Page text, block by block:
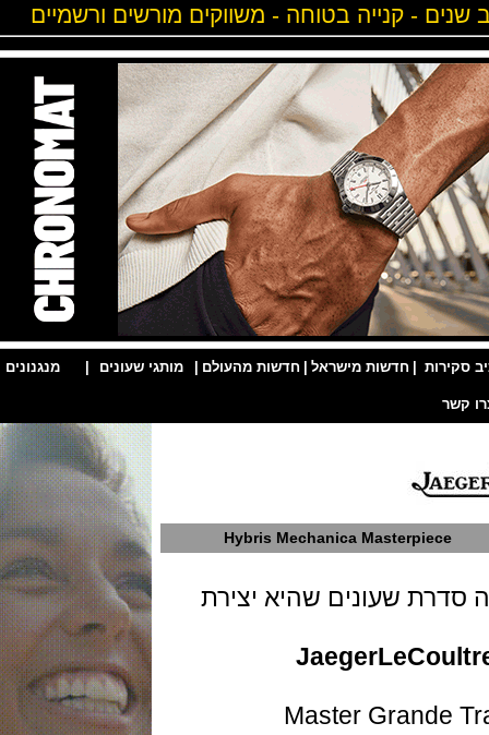
- קנייה בטוחה - משווקים מורשים ורשמיים
| חדשות מישראל | חדשות מהעולם | מותגי שעונים | מנגנונים |
Hybris Mechanica
שעונים שהיא יצירת
Master